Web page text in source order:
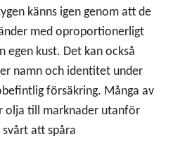
känns igen genom att de
med oproportionerligt
kust. Det kan också
namn och identitet under
försäkring. Många av
olja till marknader utanför
att spåra